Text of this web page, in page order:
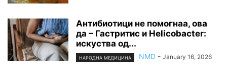
Антибиотици не помогнаа, ова
да – Гастритис и Helicobacter:
искуства од...
НАРОДНА МЕДИЦИНА NMD - January 16, 2026